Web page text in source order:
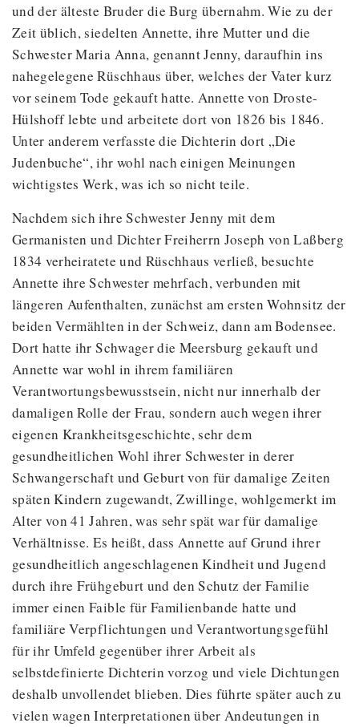
und der älteste Bruder die Burg übernahm. Wie zu der
Zeit üblich, siedelten Annette, ihre Mutter und die
Schwester Maria Anna, genannt Jenny, daraufhin ins
nahegelegene Rüschhaus über, welches der Vater kurz
vor seinem Tode gekauft hatte. Annette von Droste-
Hülshoff lebte und arbeitete dort von 1826 bis 1846.
Unter anderem verfasste die Dichterin dort „Die
Judenbuche“, ihr wohl nach einigen Meinungen
wichtigstes Werk, was ich so nicht teile.
Nachdem sich ihre Schwester Jenny mit dem
Germanisten und Dichter Freiherrn Joseph von Laßberg
1834 verheiratete und Rüschhaus verließ, besuchte
Annette ihre Schwester mehrfach, verbunden mit
längeren Aufenthalten, zunächst am ersten Wohnsitz der
beiden Vermählten in der Schweiz, dann am Bodensee.
Dort hatte ihr Schwager die Meersburg gekauft und
Annette war wohl in ihrem familiären
Verantwortungsbewusstsein, nicht nur innerhalb der
damaligen Rolle der Frau, sondern auch wegen ihrer
eigenen Krankheitsgeschichte, sehr dem
gesundheitlichen Wohl ihrer Schwester in derer
Schwangerschaft und Geburt von für damalige Zeiten
späten Kindern zugewandt, Zwillinge, wohlgemerkt im
Alter von 41 Jahren, was sehr spät war für damalige
Verhältnisse. Es heißt, dass Annette auf Grund ihrer
gesundheitlich angeschlagenen Kindheit und Jugend
durch ihre Frühgeburt und den Schutz der Familie
immer einen Faible für Familienbande hatte und
familiäre Verpflichtungen und Verantwortungsgefühl
für ihr Umfeld gegenüber ihrer Arbeit als
selbstdefinierte Dichterin vorzog und viele Dichtungen
deshalb unvollendet blieben. Dies führte später auch zu
vielen wagen Interpretationen über Andeutungen in